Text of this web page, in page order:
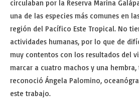
circulaban por la Reserva Marina
una de las especies más comunes en
región del Pacífico Este Tropical. No
actividades humanas, por lo que de
muy contentos con los resultados del
marcar a cuatro machos y una
reconoció Ángela Palomino,
este trabajo.